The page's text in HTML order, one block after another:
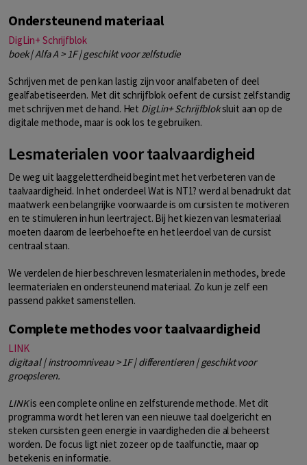
Ondersteunend materiaal
DigLin+ Schrijfblok
boek | Alfa A > 1F | geschikt voor zelfstudie
Schrijven met de pen kan lastig zijn voor analfabeten of deel
gealfabetiseerden. Met dit schrijfblok oefent de cursist zelfstandig
met schrijven met de hand. Het DigLin+ Schrijfbloksluit aan op de
digitale methode, maar is ook los te gebruiken.
Lesmaterialen voor taalvaardigheid
De weg uit laaggeletterdheid begint met het verbeteren van de
taalvaardigheid. In het onderdeel Wat is NT1? werd al benadrukt dat
maatwerk een belangrijke voorwaarde is om cursisten te motiveren
en te stimuleren in hun leertraject. Bij het kiezen van lesmateriaal
moeten daarom de leerbehoefte en het leerdoel van de cursist
centraal staan.
We verdelen de hier beschreven lesmaterialen in methodes, brede
leermaterialen en ondersteunend materiaal. Zo kun je zelf een
passend pakket samenstellen.
Complete methodes voor taalvaardigheid
LINK
digitaal | instroomniveau > 1F | differentieren | geschikt voor
groepsleren.
LINKis een complete online en zelfsturende methode. Met dit
programma wordt het leren van een nieuwe taal doelgericht en
steken cursisten geen energie in vaardigheden die al beheerst
worden. De focus ligt niet zozeer op de taalfunctie, maar op
betekenis en informatie.